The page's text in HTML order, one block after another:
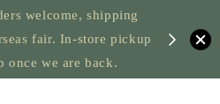
welcome, shipping
fair. In-store pickup
once we are back.
US